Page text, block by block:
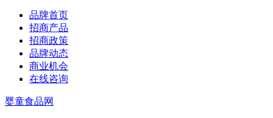
品牌首页
招商产品
招商政策
品牌动态
商业机会
在线咨询
婴童食品网